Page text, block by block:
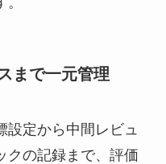
まで一元管理
設定から中間レビュ
クの記録まで、評価